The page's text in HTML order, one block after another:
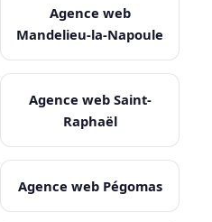
Agence web
Mandelieu-la-Napoule
Agence web Saint-
Raphaël
Agence web Pégomas